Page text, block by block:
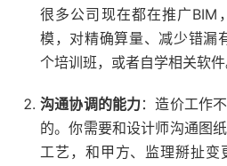
很多公司现在都在推广BIM
模，对精确算量、减少错漏
个培训班，或者自学相关软件
沟通协调的能力：造价工作
的。你需要和设计师沟通图
工艺，和甲方、监理掰扯变